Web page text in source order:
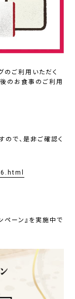
のご利用いただく
のお食事のご利用
で、是非ご確認く
ペーン』 を実施中で